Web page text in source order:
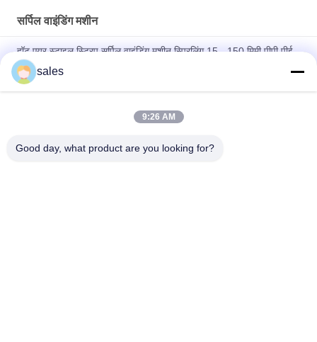
सर्पिल वाइंडिंग मशीन
हॉट एयर स्टाइल स्ट्रिप सर्पिल वाइंडिंग मशीन स्पिरलिंग 15 - 150 मिमी पीपी पीई
ट्यूब
पीपी सामग्री कोर स्ट्रिप मशीन प्लास्टिक स्ट्रिप घुमाव के लिए स्वचालित काटने
15 - 150 मिमी ट्यूब गर्म हवा स्वचालित कोर पट्टी घुमावदार मशीन प्लास्टिक
sales
9:26 AM
Good day, what product are you looking for?